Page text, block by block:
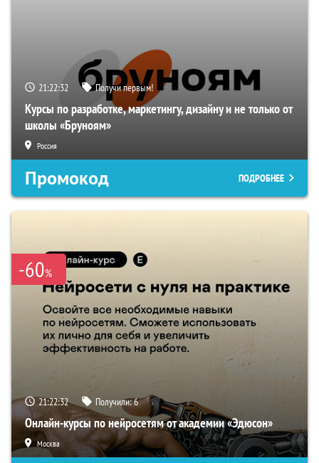
21:22:31 Получи первым!
Курсы по разработке, маркетингу, дизайну и не только от
школы «Бруноям»
Россия
Промокод ПОДРОБНЕЕ
-60%
21:22:31 Получили:6
Онлайн-курсы по нейросетям от академии «Эдюсон»
Москва